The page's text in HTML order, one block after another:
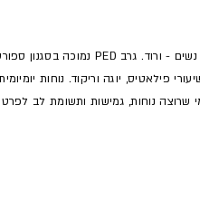
פילאטיס, יוגה וריקוד. נוחות
שרוצה נוחות, גמישות ותשומת לב